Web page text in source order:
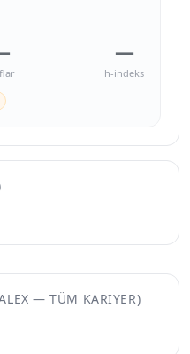
—
h-indeks
— TÜM KARIYER)